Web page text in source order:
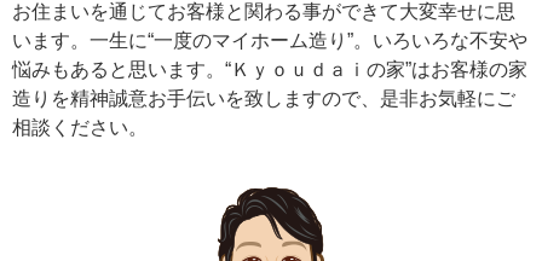
お住まいを通じてお客様と関わる事ができて大変幸せに思
います。一生に“一度のマイホーム造り”。いろいろな不安や
悩みもあると思います。“Ｋｙｏｕｄａｉの家”はお客様の家
造りを精神誠意お手伝いを致しますので、是非お気軽にご
相談ください。